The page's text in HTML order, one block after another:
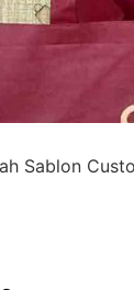
Sablon